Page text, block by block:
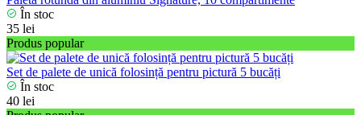
În stoc
35 lei
Produs popular
Set de palete de unică folosință pentru pictură 5 bucăți
În stoc
40 lei